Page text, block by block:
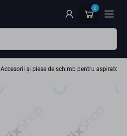
0
Accesorii și piese de schimb pentru